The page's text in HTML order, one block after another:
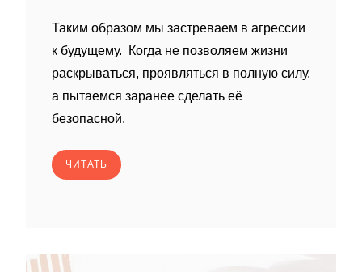
Таким образом мы застреваем в агрессии
к будущему. Когда не позволяем жизни
раскрываться, проявляться в полную силу,
а пытаемся заранее сделать её
безопасной.
ЧИТАТЬ